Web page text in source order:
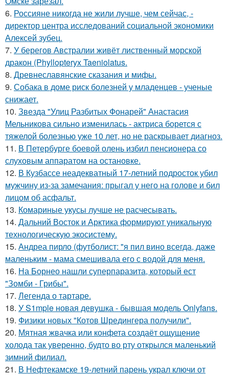
6. Россияне никогда не жили лучше, чем сейчас, -
директор центра исследований социальной экономики
Алексей зубец.
7. У берегов Австралии живёт лиственный морской
дракон (Phyllopteryx Taeniolatus.
8. Древнеславянские сказания и мифы.
9. Собака в доме риск болезней у младенцев - ученые
снижает.
10. Звезда "Улиц Разбитых Фонарей" Анастасия
Мельникова сильно изменилась - актриса борется с
тяжелой болезнью уже 10 лет, но не раскрывает диагноз.
11. В Петербурге боевой олень избил пенсионера со
слуховым аппаратом на остановке.
12. В Кузбассе неадекватный 17-летний подросток убил
мужчину из-за замечания: прыгал у него на голове и бил
лицом об асфальт.
13. Комариные укусы лучше не расчесывать.
14. Дальний Восток и Арктика формируют уникальную
технологическую экосистему.
15. Андреа пирло (футболист: "я пил вино всегда, даже
маленьким - мама смешивала его с водой для меня.
16. На Борнео нашли суперпаразита, который ест
"Зомби - Грибы".
17. Легенда о тартаре.
18. У S1mple новая девушка - бывшая модель Onlyfans.
19. Физики новых "Котов Шредингера получили".
20. Мятная жвачка или конфета создаёт ощущение
холода так уверенно, будто во рту открылся маленький
зимний филиал.
21. В Нефтекамске 19-летний парень украл ключи от